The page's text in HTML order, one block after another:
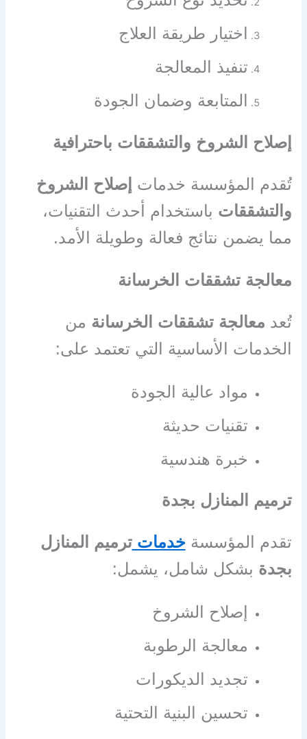
اختيار طريقة العلاج
تنفيذ المعالجة
المتابعة وضمان الجودة
إصلاح الشروخ والتشققات باحترافية
تُقدم المؤسسة خدمات إصلاح الشروخ
والتشققات باستخدام أحدث التقنيات،
مما يضمن نتائج فعالة وطويلة الأمد.
معالجة تشققات الخرسانة
تُعد معالجة تشققات الخرسانة من
الخدمات الأساسية التي تعتمد على:
مواد عالية الجودة
تقنيات حديثة
خبرة هندسية
ترميم المنازل بجدة
تقدم المؤسسة خدماتترميم المنازل
بجدة بشكل شامل، يشمل:
إصلاح الشروخ
معالجة الرطوبة
تجديد الديكورات
تحسين البنية التحتية